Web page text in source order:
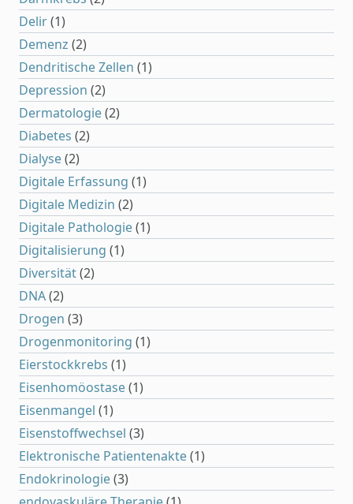
Delir(1)
Demenz (2)
Dendritische Zellen (1)
Depression (2)
Dermatologie(2)
Diabetes (2)
Dialyse(2)
Digitale Erfassung (1)
Digitale Medizin (2)
Digitale Pathologie(1)
Digitalisierung (1)
Diversität(2)
DNA(2)
Drogen (3)
Drogenmonitoring (1)
Eierstockkrebs (1)
Eisenhomöostase(1)
Eisenmangel (1)
Eisenstoffwechsel (3)
Elektronische Patientenakte(1)
Endokrinologie(3)